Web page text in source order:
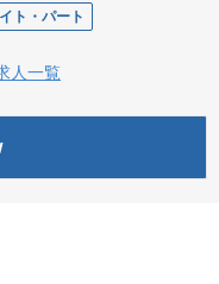
ト・パート
人一覧